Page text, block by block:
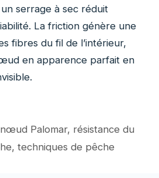
serrage à sec réduit
La friction génère une
fibres du fil de l’intérieur,
en apparence parfait en
nœud Palomar, résistance du
, techniques de pêche